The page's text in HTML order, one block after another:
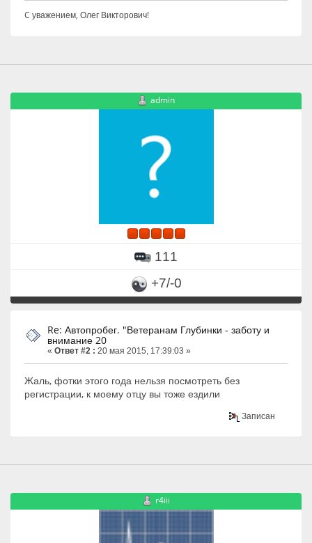
C уважением, Олег Викторович!
admin
111
+7/-0
Re: Автопробег. "Ветеранам Глубинки - заботу и
внимание 20
« Ответ #2 : 20 мая 2015, 17:39:03 »
Жаль, фотки этого года нельзя посмотреть без
регистрации, к моему отцу вы тоже ездили
Записан
r4iii